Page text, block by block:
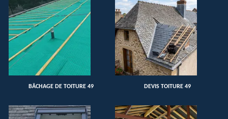
BÂCHAGE DE TOITURE 49 DEVIS TOITURE 49